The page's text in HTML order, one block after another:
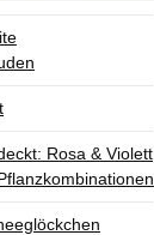
Rosa & Violett